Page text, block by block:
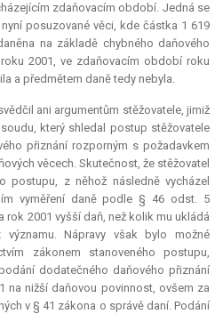
zdaňovacím období. Jedná se
posuzované věci, kde částka 1 619
na základě chybného daňového
2001, ve zdaňovacím období roku
a předmětem daně tedy nebyla.
ani argumentům stěžovatele, jimiž
který shledal postup stěžovatele
přiznání rozporným s požadavkem
věcech. Skutečnost, že stěžovatel
postupu, z něhož následně vycházel
vyměření daně podle § 46 odst. 5
rok 2001 vyšší daň, než kolik mu ukládá
Nápravy však bylo možné
zákonem stanoveného postupu,
dodatečného daňového přiznání
na nižší daňovou povinnost, ovšem za
v § 41 zákona o správě daní. Podání